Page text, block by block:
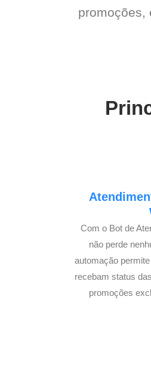
promoções,
Com o Bot de
não perde
automação
recebam status
promoções